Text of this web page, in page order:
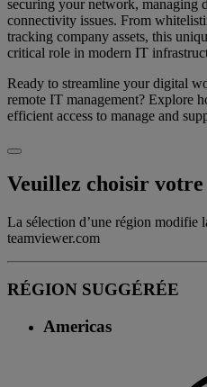
securing your network, managing
connectivity issues. From
tracking company assets, this
critical role in modern IT
Ready to streamline your digital
remote IT management? Explore
efficient access to manage and
Veuillez choisir
La sélection d’une région modifie
teamviewer.com
RÉGION SUGGÉRÉE
Americas